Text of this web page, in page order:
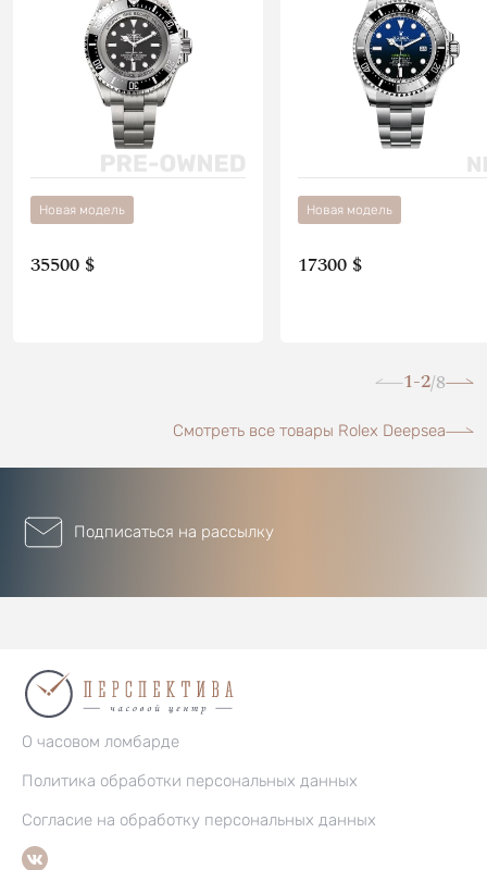
Новая модель
35500 $
Новая модель
17300 $
1-2/8
Смотреть все товары Rolex Deepsea
Подписаться на рассылку
О часовом ломбарде
Политика обработки персональных данных
Согласие на обработку персональных данных